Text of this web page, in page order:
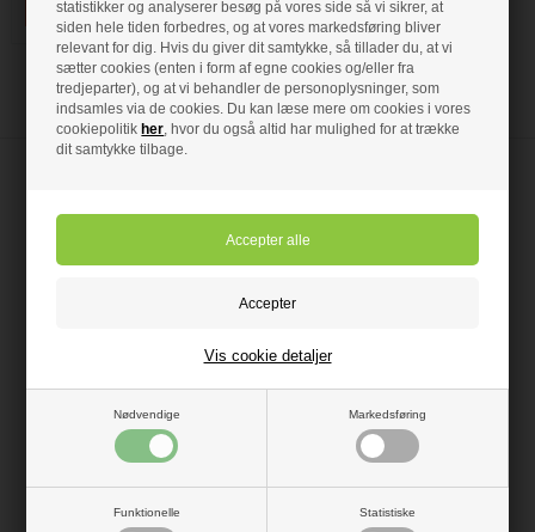
statistikker og analyserer besøg på vores side så vi sikrer, at
siden hele tiden forbedres, og at vores markedsføring bliver
relevant for dig. Hvis du giver dit samtykke, så tillader du, at vi
sætter cookies (enten i form af egne cookies og/eller fra
tredjeparter), og at vi behandler de personoplysninger, som
indsamles via de cookies. Du kan læse mere om cookies i vores
cookiepolitik her, hvor du også altid har mulighed for at trække
dit samtykke tilbage.
Nødvendige Markedsføring
Funktionelle Statistiske
Vis cookie detaljer